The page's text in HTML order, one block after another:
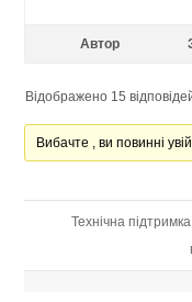
Автор
Відображено 15
Вибачте , ви повинні
Технічна підтримка